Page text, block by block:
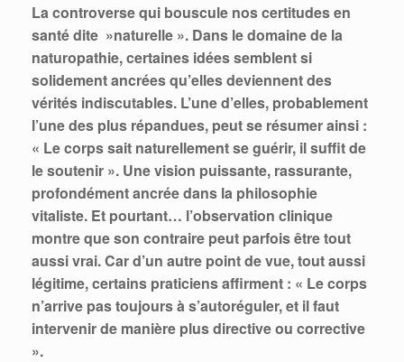
La controverse qui bouscule nos certitudes en
santé dite »naturelle ». Dans le domaine de la
naturopathie, certaines idées semblent si
solidement ancrées qu’elles deviennent des
vérités indiscutables. L’une d’elles, probablement
l’une des plus répandues, peut se résumer ainsi :
« Le corps sait naturellement se guérir, il suffit de
le soutenir ». Une vision puissante, rassurante,
profondément ancrée dans la philosophie
vitaliste. Et pourtant… l’observation clinique
montre que son contraire peut parfois être tout
aussi vrai. Car d’un autre point de vue, tout aussi
légitime, certains praticiens affirment : « Le corps
n’arrive pas toujours à s’autoréguler, et il faut
intervenir de manière plus directive ou corrective
».